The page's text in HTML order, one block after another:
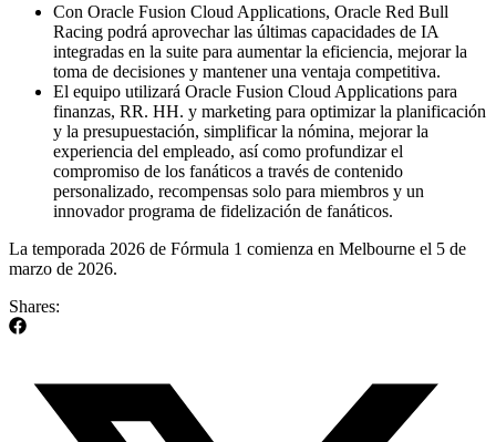
Con Oracle Fusion Cloud Applications, Oracle Red Bull
Racing podrá aprovechar las últimas capacidades de IA
integradas en la suite para aumentar la eficiencia, mejorar la
toma de decisiones y mantener una ventaja competitiva.
El equipo utilizará Oracle Fusion Cloud Applications para
finanzas, RR. HH. y marketing para optimizar la planificación
y la presupuestación, simplificar la nómina, mejorar la
experiencia del empleado, así como profundizar el
compromiso de los fanáticos a través de contenido
personalizado, recompensas solo para miembros y un
innovador programa de fidelización de fanáticos.
La temporada 2026 de Fórmula 1 comienza en Melbourne el 5 de
marzo de 2026.
Shares: